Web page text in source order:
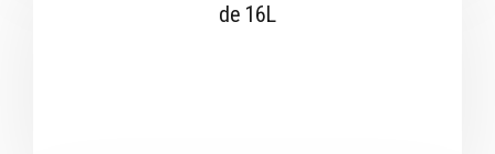
de 16L